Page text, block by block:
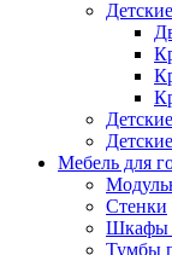
Мебель для
Стенки
Шкафы
Тумбы